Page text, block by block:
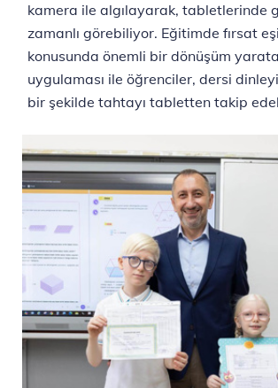
kamera ile algılayarak, tabletlerinde
zamanlı görebiliyor. Eğitimde fırsat
konusunda önemli bir dönüşüm
uygulaması ile öğrenciler, dersi
bir şekilde tahtayı tabletten takip